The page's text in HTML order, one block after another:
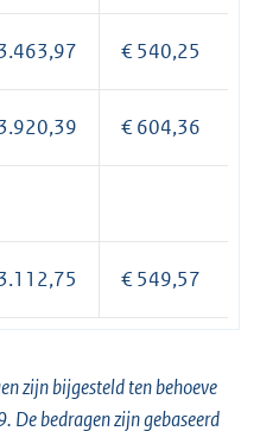
€ 540,25
€ 604,36
€ 549,57
zijn bijgesteld ten behoeve
De bedragen zijn gebaseerd